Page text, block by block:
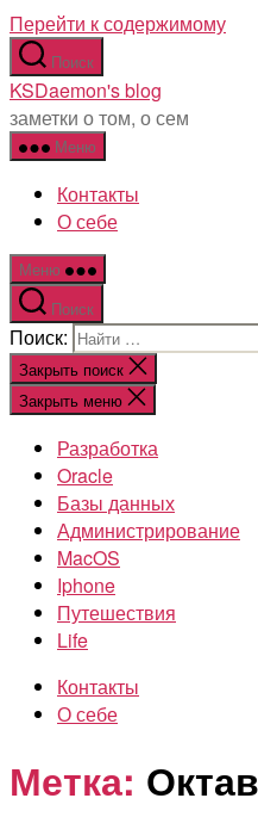
Перейти к содержимому
Поиск
KSDaemon's blog
заметки о том, о сем
Меню
Контакты
О себе
Меню
Поиск
Поиск:
Закрыть поиск
Закрыть меню
Разработка
Oracle
Базы данных
Администрирование
MacOS
Iphone
Путешествия
Life
Контакты
О себе
Метка: